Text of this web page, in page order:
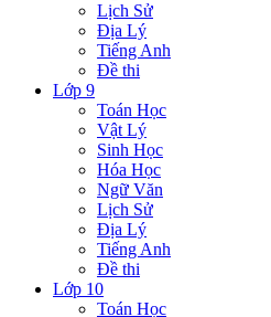
Lịch Sử
Địa Lý
Tiếng Anh
Đề thi
Lớp 9
Toán Học
Vật Lý
Sinh Học
Hóa Học
Ngữ Văn
Lịch Sử
Địa Lý
Tiếng Anh
Đề thi
Lớp 10
Toán Học